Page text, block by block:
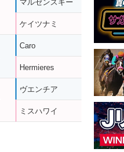
マルゼンスキー
ケイツナミ
Caro
Hermieres
ヴエンチア
ミスハワイ